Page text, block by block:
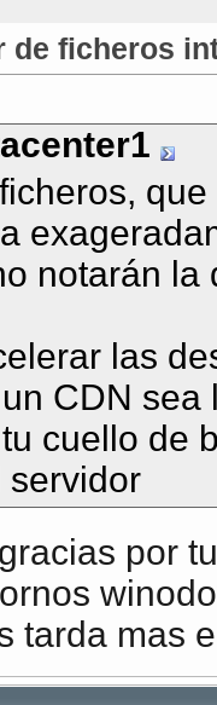
de ficheros
notarán la
las
CDN sea
cuello de
servidor
por
tarda mas